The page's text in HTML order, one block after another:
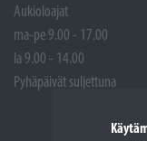
Aukioloajat
ma-pe 9.00 - 17.00
la 9.00 - 14.00
Pyhäpäivät suljettuna